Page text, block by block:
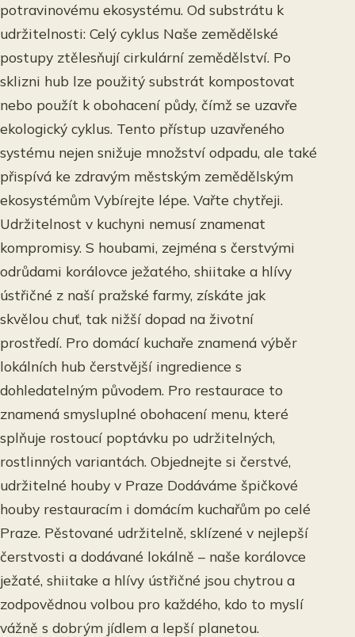
potravinovému ekosystému. Od substrátu k
udržitelnosti: Celý cyklus Naše zemědělské
postupy ztělesňují cirkulární zemědělství. Po
sklizni hub lze použitý substrát kompostovat
nebo použít k obohacení půdy, čímž se uzavře
ekologický cyklus. Tento přístup uzavřeného
systému nejen snižuje množství odpadu, ale také
přispívá ke zdravým městským zemědělským
ekosystémům Vybírejte lépe. Vařte chytřeji.
Udržitelnost v kuchyni nemusí znamenat
kompromisy. S houbami, zejména s čerstvými
odrůdami korálovce ježatého, shiitake a hlívy
ústřičné z naší pražské farmy, získáte jak
skvělou chuť, tak nižší dopad na životní
prostředí. Pro domácí kuchaře znamená výběr
lokálních hub čerstvější ingredience s
dohledatelným původem. Pro restaurace to
znamená smysluplné obohacení menu, které
splňuje rostoucí poptávku po udržitelných,
rostlinných variantách. Objednejte si čerstvé,
udržitelné houby v Praze Dodáváme špičkové
houby restauracím i domácím kuchařům po celé
Praze. Pěstované udržitelně, sklízené v nejlepší
čerstvosti a dodávané lokálně – naše korálovce
ježaté, shiitake a hlívy ústřičné jsou chytrou a
zodpovědnou volbou pro každého, kdo to myslí
vážně s dobrým jídlem a lepší planetou.